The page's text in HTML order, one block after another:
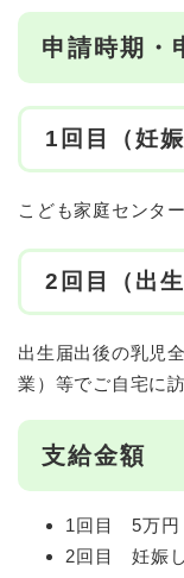
申請時期・
1回目（妊娠
こども家庭センタ
2回目（出生
出生届出後の乳児
業）等でご自宅に
支給金額
1回目 5万円
2回目 妊娠